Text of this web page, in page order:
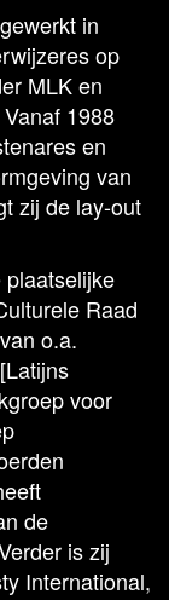
in
op
MLK en
1988
en
van
zij de lay-out
Raad
o.a.
voor
de
is zij
International,